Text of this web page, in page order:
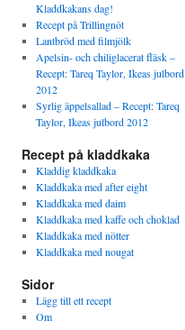
Kladdkakans dag!
Recept på Trillingnöt
Lantbröd med filmjölk
Apelsin- och chiliglacerat fläsk –
Recept: Tareq Taylor, Ikeas julbord
2012
Syrlig äppelsallad – Recept: Tareq
Taylor, Ikeas julbord 2012
Recept på kladdkaka
Kladdig kladdkaka
Kladdkaka med after eight
Kladdkaka med daim
Kladdkaka med kaffe och choklad
Kladdkaka med nötter
Kladdkaka med nougat
Sidor
Lägg till ett recept
Om